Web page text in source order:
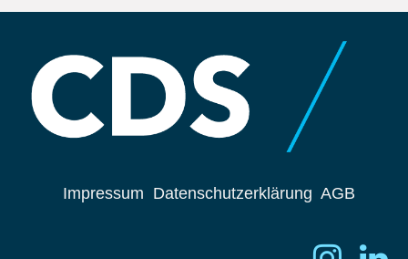
Impressum Datenschutzerklärung AGB